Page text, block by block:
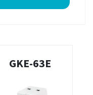
GKE-63E